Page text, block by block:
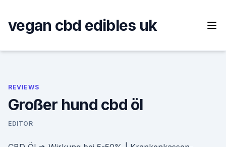
content
vegan cbd edibles uk
REVIEWS
Großer hund cbd öl
EDITOR